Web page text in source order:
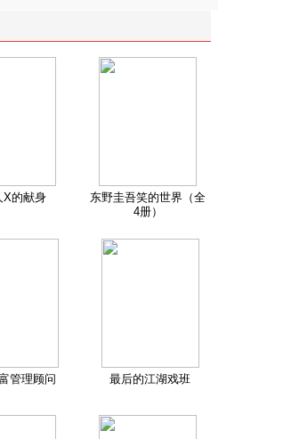
X的献身
东野圭吾笑的世界（全
4册）
管理顾问 最后的江湖戏班